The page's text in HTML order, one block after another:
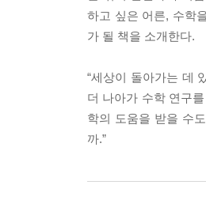
하고 싶은 어른, 수학
가 될 책을 소개한다.
“세상이 돌아가는 데
더 나아가 수학 연구
학의 도움을 받을 수
까.”